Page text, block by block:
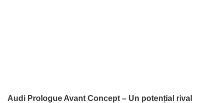
Audi Prologue Avant Concept – Un potențial rival